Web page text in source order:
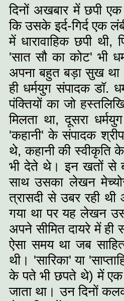
दिनों अखबार में छपी
कि उसके इर्द-गिर्द एक
में धारावाहिक छपी थी,
'सात सौ का कोट' भी
अपना बहुत बड़ा सुख
ही धर्मयुग संपादक डॉ.
पंक्तियों का जो
मिलता था, दूसरा
'कहानी' के संपादक
थे, कहानी की स्वीकृति
भी देते थे। इन खतों से
साथ उसका लेखन
त्रासदी से उबर रही
गया था पर यह लेखन
अपने सीमित दायरे में ही
ऐसा समय था जब
थी। 'सारिका' या
के पते भी छपते थे) में एक
जाता था। उन दिनों